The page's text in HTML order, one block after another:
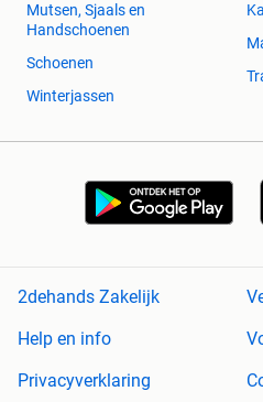
Mutsen, Sjaals en
Handschoenen
Schoenen
Winterjassen
2dehands Zakelijk
Help en info
Privacyverklaring